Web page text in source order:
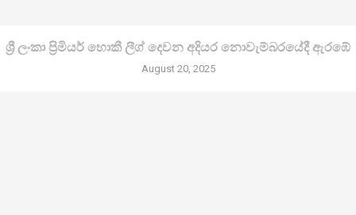
ශ්‍රී ලංකා ප්‍රිමියර් හොකී ලීග් දෙවන අදියර නොවැම්බරයේදී ඇරඹේ
August 20, 2025